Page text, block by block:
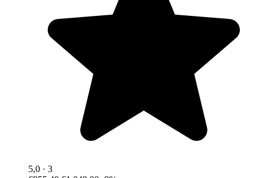
5,0 · 3